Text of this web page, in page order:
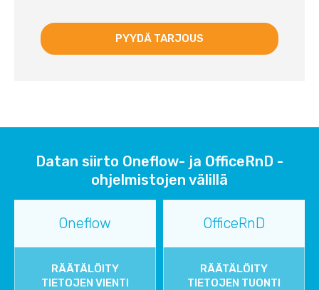
Datan siirto Oneflow- ja OfficeRnD -
ohjelmistojen välillä
Oneflow OfficeRnD
RÄÄTÄLÖITY
TIETOJEN VIENTI
RÄÄTÄLÖITY
TIETOJEN TUONTI